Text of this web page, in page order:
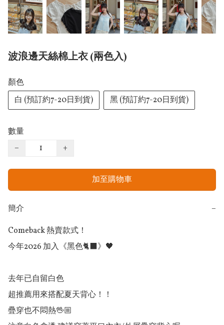
波浪邊天絲棉上衣 (兩色入)
顏色
白 (預訂約7-20日到貨)
黑 (預訂約7-20日到貨)
數量
−
+
加至購物車
簡介
−
Comeback 熱賣款式！
今年2026 加入《黑色🐈‍⬛》🖤
去年已自留白色
超推薦用來搭配夏天背心！！
疊穿也不悶熱🖖🏼